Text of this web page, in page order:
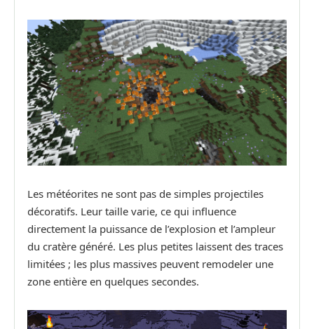
Les météorites ne sont pas de simples projectiles
décoratifs. Leur taille varie, ce qui influence
directement la puissance de l’explosion et l’ampleur
du cratère généré. Les plus petites laissent des traces
limitées ; les plus massives peuvent remodeler une
zone entière en quelques secondes.